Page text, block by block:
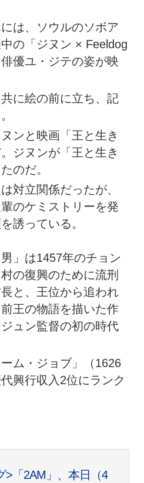
は、ソウルのソボア
の「ジヌン × Feeldog
優ユ・ジテの姿が映
に絵の前に立ち、記
ンと映画「王と生き
ジヌンが「王と生き
のだ。
対立関係だったが、
のケミストリーを発
誘っている。
」は1457年のチョン
の復興のために流刑
と、王位から追われ
王の物語を描いた作
ュン監督の初の時代
ム・ジョブ」（1626
興行収入2位にランク
>「2AM」、本日（4